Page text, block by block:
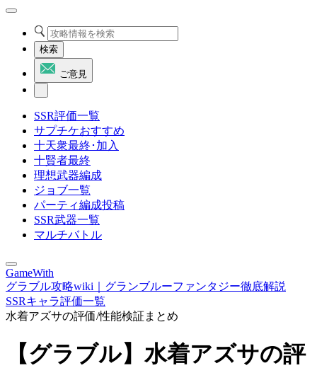
検索
ご意見
SSR評価一覧
サプチケおすすめ
十天衆最終･加入
十賢者最終
理想武器編成
ジョブ一覧
パーティ編成投稿
SSR武器一覧
マルチバトル
GameWith
グラブル攻略wiki｜グランブルーファンタジー徹底解説
SSRキャラ評価一覧
水着アズサの評価/性能検証まとめ
【グラブル】水着アズサの評